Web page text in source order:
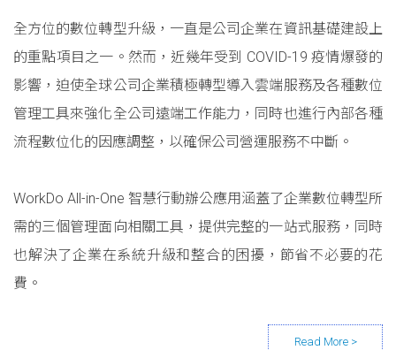
全方位的數位轉型升級，一直是公司企業在資訊基礎建設上
的重點項目之一。然而，近幾年受到 COVID-19 疫情爆發的
影響，迫使全球公司企業積極轉型導入雲端服務及各種數位
管理工具來強化全公司遠端工作能力，同時也進行內部各種
流程數位化的因應調整，以確保公司營運服務不中斷。
WorkDo All-in-One 智慧行動辦公應用涵蓋了企業數位轉型所
需的三個管理面向相關工具，提供完整的一站式服務，同時
也解決了企業在系統升級和整合的困擾，節省不必要的花
費。